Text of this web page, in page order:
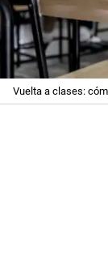
Vuelta a clases: